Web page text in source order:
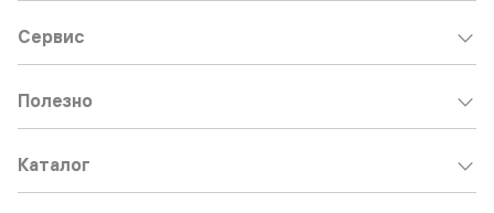
Сервис
Полезно
Каталог